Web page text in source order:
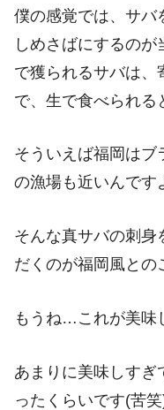
僕の感覚では、サバ
しめさばにするの
で獲られるサバは、
で、生で食べられる
そういえば福岡はブ
の漁場も近いんです
そんな真サバの刺身
だくのが福岡風との
もうね…これが美味
あまりに美味しすぎ
ったくらいです(苦